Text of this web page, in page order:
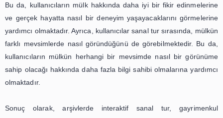
yöntemdir. Bu teknoloji sayesinde, arşivler daha
interaktif ve daha eğitici bir hale gelir. Ayrıca, arşivlerin
da sağlanmış olur. Bu nedenle, arşivlerde sanal tur
nesillere aktarılması açısından da büyük önem
Sanal Tur: Gayrimenkul